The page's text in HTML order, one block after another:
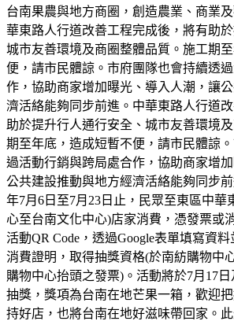
台南果農與地方商圈，創造農業、商業
華東路人行道改善工程完成後，將有助
城市友善環境及商圈整體品質。施工期
便，請市民體諒。市府團隊也會持續透
作，協助商家增加曝光、導入人潮，讓
濟活絡能夠同步前進。中華東路人行道
助於提升行人通行安全、城市友善環境
期至年底，造成短暫不便，請市民體諒
過活動行銷與跨局處合作，協助商家增
公共建設推動與地方經濟活絡能夠同步
年7月6日至7月23日止，民眾至東區中華
心至台南文化中心)店家消費，憑發票或
活動QR Code，透過Google表單填寫資
消費證明，取得抽獎資格(於南紡購物中
購物中心抬頭之發票)。活動將於7月17
抽獎，獎項為台南在地芒果一箱，歡迎
持好店，也將台南在地好滋味帶回家。